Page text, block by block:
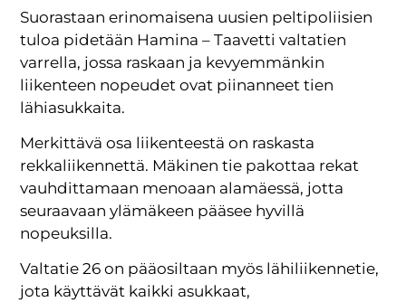
Suorastaan erinomaisena uusien peltipoliisien
tuloa pidetään Hamina – Taavetti valtatien
varrella, jossa raskaan ja kevyemmänkin
liikenteen nopeudet ovat piinanneet tien
lähiasukkaita.
Merkittävä osa liikenteestä on raskasta
rekkaliikennettä. Mäkinen tie pakottaa rekat
vauhdittamaan menoaan alamäessä, jotta
seuraavaan ylämäkeen pääsee hyvillä
nopeuksilla.
Valtatie 26 on pääosiltaan myös lähiliikennetie,
jota käyttävät kaikki asukkaat,